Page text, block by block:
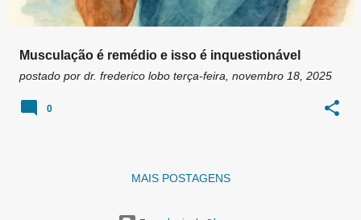
Musculação é remédio e isso é inquestionável
postado por dr. frederico lobo terça-feira, novembro 18, 2025
0
MAIS POSTAGENS